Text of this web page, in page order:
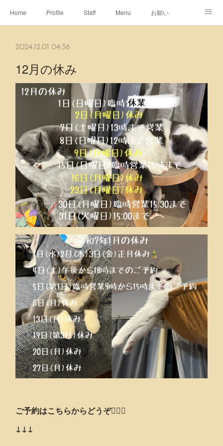
Home Profile Staff Menu お願い
2024.12.01 04:36
12月の休み
ご予約はこちらからどうぞ💁🏻‍♂️
↓↓↓